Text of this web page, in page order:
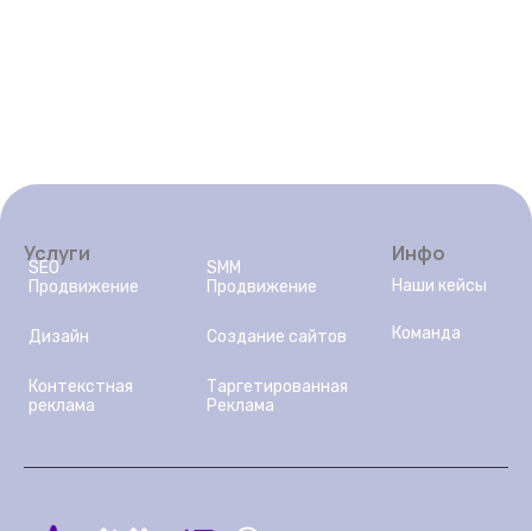
Услуги
SEO
Продвижение
SMM
Продвижение
Дизайн Создание сайтов
Контекстная
реклама
Таргетированная
Реклама
Инфо
Наши кейсы
Команда